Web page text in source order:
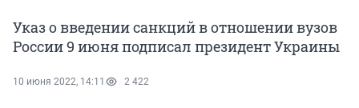
Указ о введении санкций в отношении вузов
России 9 июня подписал президент Украины
10 июня 2022, 14:11 2 422